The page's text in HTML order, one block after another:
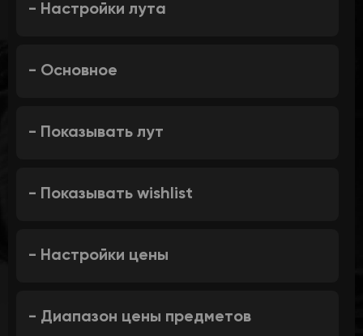
- Настройки лута
- Основное
- Показывать лут
- Показывать wishlist
- Настройки цены
- Диапазон цены предметов